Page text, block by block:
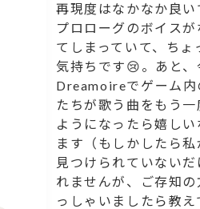
再現度はなかなか良い
プロローグのボイスが
てしまっていて、ちょ
気持ちです😢。あと、
Dreamoireでゲーム内
たちが歌う曲をもう一
ようになったら嬉しい
ます（もしかしたら私
見つけられていないだ
れませんが、ご存知の
っしゃいましたら教え